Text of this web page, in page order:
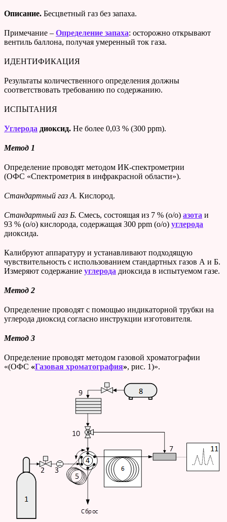
Описание. Бесцветный газ без запаха.
Примечание – Определение запаха: осторожно открывают
вентиль баллона, получая умеренный ток газа.
ИДЕНТИФИКАЦИЯ
Результаты количественного определения должны
соответствовать требованию по содержанию.
ИСПЫТАНИЯ
Углерода диоксид. Не более 0,03 % (300 ppm).
Метод 1
Определение проводят методом ИК-спектрометрии
(ОФС «Спектрометрия в инфракрасной области»).
Стандартный газ А. Кислород.
Стандартный газ Б. Смесь, состоящая из 7 % (о/о) азота и
93 % (о/о) кислорода, содержащая 300 ppm (о/о) углерода
диоксида.
Калибруют аппаратуру и устанавливают подходящую
чувствительность с использованием стандартных газов А и Б.
Измеряют содержание углерода диоксида в испытуемом газе.
Метод 2
Определение проводят с помощью индикаторной трубки на
углерода диоксид согласно инструкции изготовителя.
Метод 3
Определение проводят методом газовой хроматографии
«(ОФС «Газовая хроматография», рис. 1)».